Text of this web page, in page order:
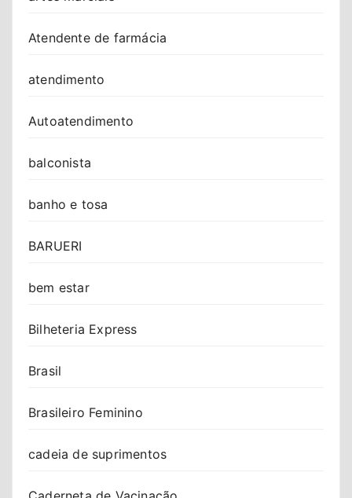
Atendente de farmácia
atendimento
Autoatendimento
balconista
banho e tosa
BARUERI
bem estar
Bilheteria Express
Brasil
Brasileiro Feminino
cadeia de suprimentos